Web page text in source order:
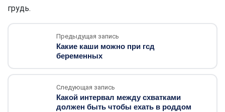
грудь.
Предыдущая запись
Какие каши можно при гсд
беременных
Следующая запись
Какой интервал между схватками
должен быть чтобы ехать в роддом